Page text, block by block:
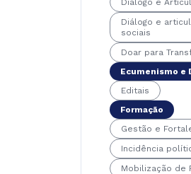
Diálogo e
Diálogo e
sociais
Doar para
Ecumenismo e
Editais
Formação
Gestão e
Incidência
Mobilização de